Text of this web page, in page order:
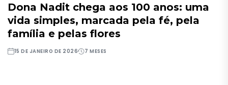
Dona Nadit chega aos 100 anos: uma
vida simples, marcada pela fé, pela
família e pelas flores
15 DE JANEIRO DE 2026 7 MESES